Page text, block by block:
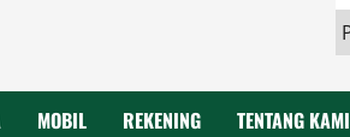
MOBIL REKENING TENTANG KAMI